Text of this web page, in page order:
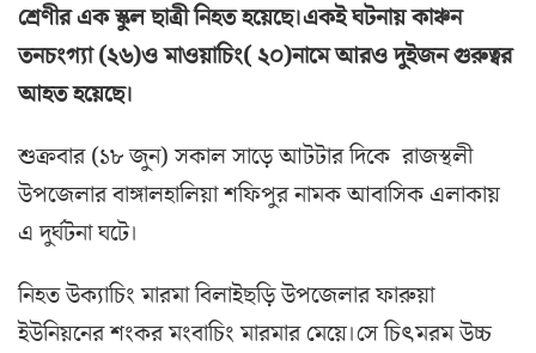
শ্রেণীর এক স্কুল ছাত্রী নিহত হয়েছে।একই ঘটনায় কাঞ্চন
তনচংগ্যা (২৬)ও মাওয়াচিং( ২০)নামে আরও দুইজন গুরুত্বর
আহত হয়েছে।
শুক্রবার (১৮ জুন) সকাল সাড়ে আটটার দিকে রাজস্থলী
উপজেলার বাঙ্গালহালিয়া শফিপুর নামক আবাসিক এলাকায়
এ দুর্ঘটনা ঘটে।
নিহত উক্যাচিং মারমা বিলাইছড়ি উপজেলার ফারুয়া
ইউনিয়নের শংকর মংবাচিং মারমার মেয়ে।সে চিৎমরম উচ্চ